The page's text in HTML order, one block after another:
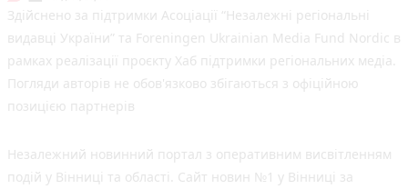
Здійснено за підтримки Асоціації “Незалежні регіональні
видавці України” та Foreningen Ukrainian Media Fund Nordic в
рамках реалізації проєкту Хаб підтримки регіональних медіа.
Погляди авторів не обов'язково збігаються з офіційною
позицією партнерів
Незалежний новинний портал з оперативним висвітленням
подій у Вінниці та області. Сайт новин №1 у Вінниці за